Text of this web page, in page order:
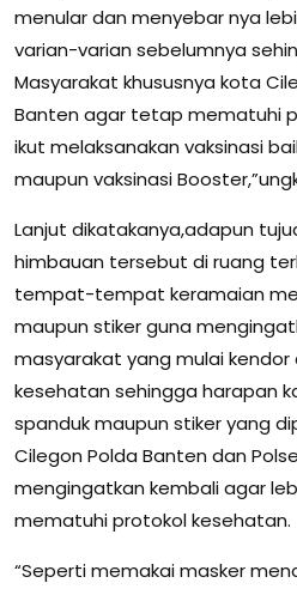
menular dan menyebar nya
varian-varian sebelumnya
Masyarakat khususnya kota
Banten agar tetap mematuhi
ikut melaksanakan vaksinasi
maupun vaksinasi
Lanjut dikatakanya,adapun
himbauan tersebut di ruang
tempat-tempat keramaian
maupun stiker guna
masyarakat yang mulai
kesehatan sehingga harapan
spanduk maupun stiker yang
Cilegon Polda Banten dan
mengingatkan kembali agar
mematuhi protokol kesehatan.
“Seperti memakai masker